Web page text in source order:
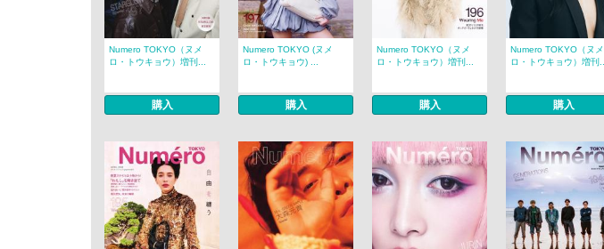
Numero TOKYO（ヌメ
ロ・トウキョウ）増刊...
購入
Numero TOKYO (ヌメ
ロ・トウキョウ) ...
購入
Numero TOKYO（ヌメ
ロ・トウキョウ）増刊...
購入
Numero TOKYO（ヌメ
ロ・トウキョウ）増刊...
購入